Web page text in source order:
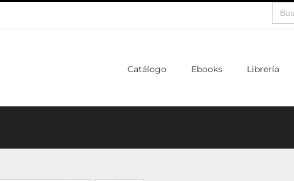
Buscar:
Catálogo Ebooks Librería